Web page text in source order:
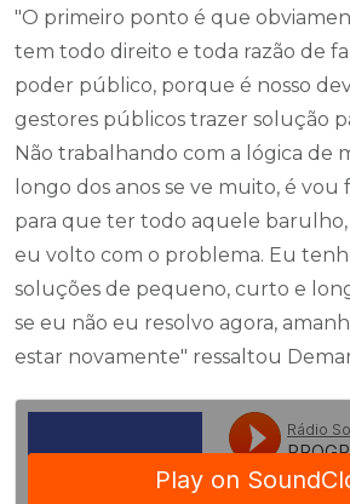
"O primeiro ponto é que
tem todo direito e toda razão de
poder público, porque é nosso
gestores públicos trazer solução
Não trabalhando com a lógica de
longo dos anos se ve muito, é
para que ter todo aquele barulho,
eu volto com o problema. Eu
soluções de pequeno, curto e
se eu não eu resolvo agora,
estar novamente" ressaltou